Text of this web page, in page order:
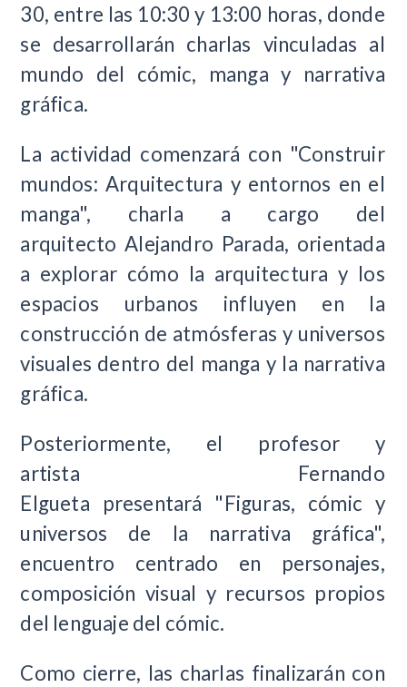
30, entre las 10:30 y 13:00 horas, donde
se desarrollarán charlas vinculadas al
mundo del cómic, manga y narrativa
gráfica.
La actividad comenzará con "Construir
mundos: Arquitectura y entornos en el
manga", charla a cargo del
arquitecto Alejandro Parada, orientada
a explorar cómo la arquitectura y los
espacios urbanos influyen en la
construcción de atmósferas y universos
visuales dentro del manga y la narrativa
gráfica.
Posteriormente, el profesor y
artista Fernando
Elgueta presentará "Figuras, cómic y
universos de la narrativa gráfica",
encuentro centrado en personajes,
composición visual y recursos propios
del lenguaje del cómic.
Como cierre, las charlas finalizarán con